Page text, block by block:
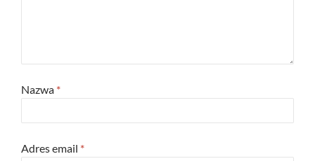
Nazwa *
Adres email *